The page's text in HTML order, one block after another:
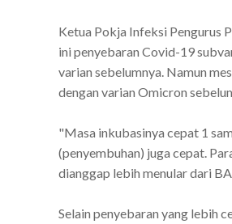
Ketua Pokja Infeksi Pengurus
ini penyebaran Covid-19
varian sebelumnya. Namun
dengan varian Omicron
"Masa inkubasinya cepat 1
(penyembuhan) juga cepat.
dianggap lebih menular dari
Selain penyebaran yang lebih